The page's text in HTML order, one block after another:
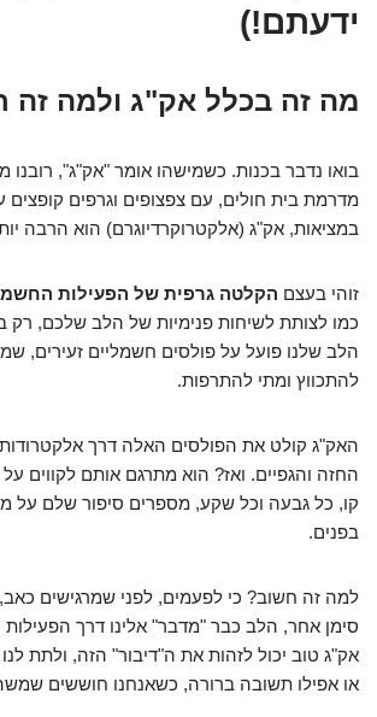
ידעתם!)
מה זה בכלל אק"ג ולמה זה
בואו נדבר בכנות. כשמישהו אומר "אק"ג", רובנו
מדרמת בית חולים, עם צפצופים וגרפים
במציאות, אק"ג (אלקטרוקרדיוגרם) הוא הרבה
זוהי בעצם הקלטה גרפית של הפעילות
כמו לצותת לשיחות פנימיות של הלב שלכם, רק
הלב שלנו פועל על פולסים חשמליים זעירים,
להתכווץ ומתי להתרפות.
האק"ג קולט את הפולסים האלה דרך
החזה והגפיים. ואז? הוא מתרגם אותם לקווים על
קו, כל גבעה וכל שקע, מספרים סיפור שלם
בפנים.
למה זה חשוב? כי לפעמים, לפני שמרגישים
סימן אחר, הלב כבר "מדבר" אלינו דרך
אק"ג טוב יכול לזהות את ה"דיבור" הזה, ולתת
או אפילו תשובה ברורה, כשאנחנו חוששים